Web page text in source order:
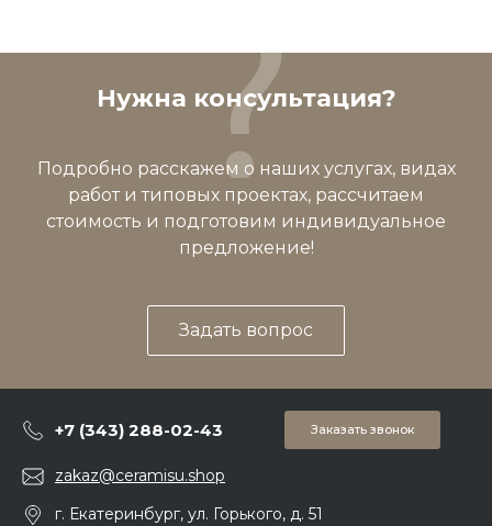
Нужна консультация?
Подробно расскажем о наших услугах, видах
работ и типовых проектах, рассчитаем
стоимость и подготовим индивидуальное
предложение!
Задать вопрос
+7 (343) 288-02-43 Заказать звонок
zakaz@ceramisu.shop
г. Екатеринбург, ул. Горького, д. 51